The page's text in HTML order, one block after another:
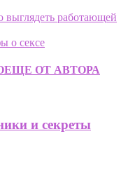
выглядеть работающей
о сексе
ЕЩЕ ОТ АВТОРА
и секреты